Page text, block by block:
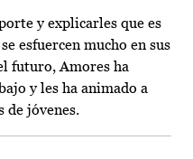
y explicarles que es
esfuercen mucho en sus
futuro, Amores ha
y les ha animado a
de jóvenes.